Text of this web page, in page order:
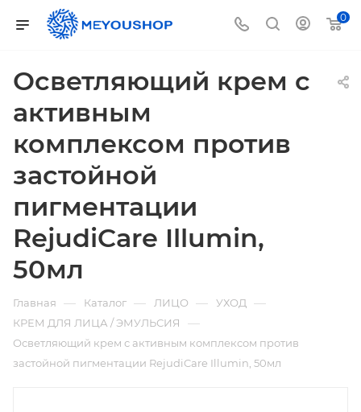
0
Осветляющий крем с
активным
комплексом против
застойной
пигментации
RejudiCare Illumin,
50мл
Главная — Каталог — ЛИЦО — УХОД —
КРЕМ ДЛЯ ЛИЦА / ЭМУЛЬСИЯ —
Осветляющий крем с активным комплексом против
застойной пигментации RejudiCare Illumin, 50мл